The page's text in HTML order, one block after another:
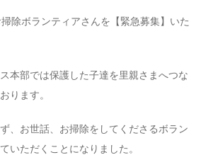
ブログ
除ボランティアさんを【緊急募集】いた
本部では保護した子達を里親さまへつな
ります。
、お世話、お掃除をしてくださるボラン
いただくことになりました。